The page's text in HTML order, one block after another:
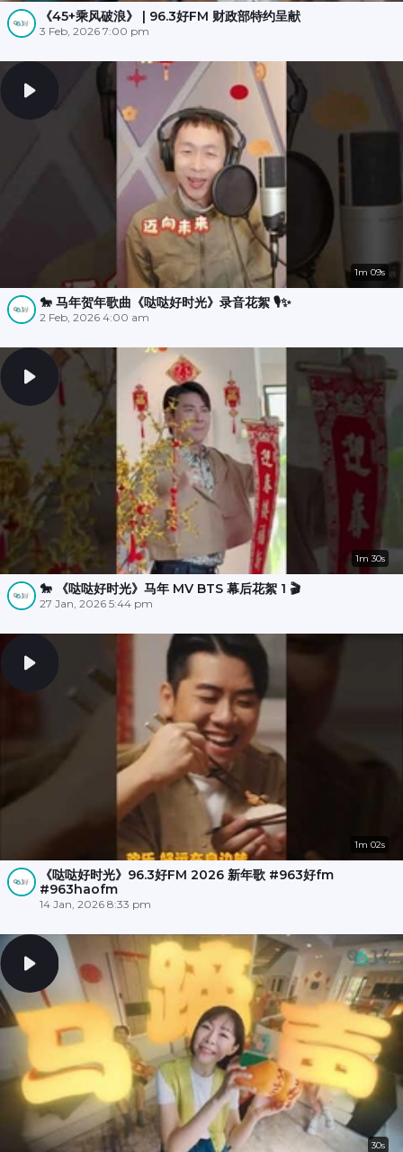
《45+乘风破浪》 | 96.3好FM 财政部特约呈献
3 Feb, 2026 7:00 pm
1m 09s
🐎 马年贺年歌曲《哒哒好时光》录音花絮 🎙️✨
2 Feb, 2026 4:00 am
1m 30s
🐎 《哒哒好时光》马年 MV BTS 幕后花絮 1 🎬
27 Jan, 2026 5:44 pm
1m 02s
《哒哒好时光》96.3好FM 2026 新年歌 #963好fm
#963haofm
14 Jan, 2026 8:33 pm
30s